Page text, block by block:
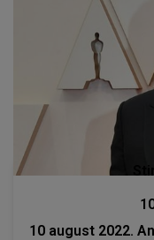
10 august 2022.